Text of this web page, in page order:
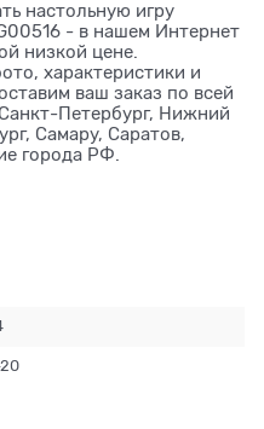
настольную игру
- в нашем Интернет
низкой цене.
характеристики и
ваш заказ по всей
Петербург, Нижний
Самару, Саратов,
города РФ.